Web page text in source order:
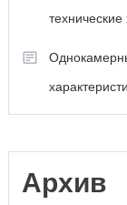
технические
Архив